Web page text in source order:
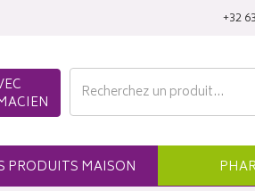
‭+32
PRODUITS MAISON